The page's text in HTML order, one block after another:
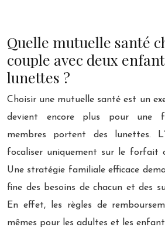
Quelle mutuelle santé
couple avec deux
lunettes ?
Choisir une mutuelle santé est un
devient encore plus pour une
membres portent des lunettes.
focaliser uniquement sur le forfait
Une stratégie familiale efficace
fine des besoins de chacun et des
En effet, les règles de
mêmes pour les adultes et les